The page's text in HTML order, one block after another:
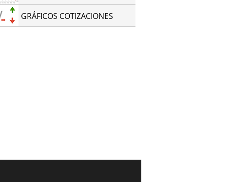
GRÁFICOS COTIZACIONES